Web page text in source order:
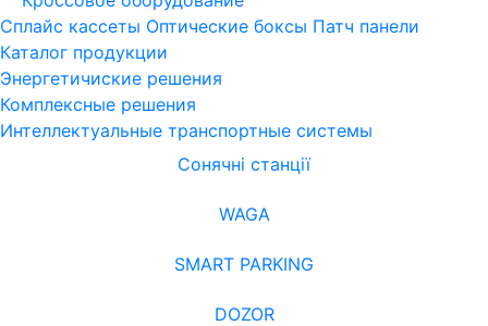
Сплайс кассеты Оптические боксы Патч панели
Каталог продукции
Энергетичиские решения
Комплексные решения
Интеллектуальные транспортные системы
Сонячні станції
WAGA
SMART PARKING
DOZOR